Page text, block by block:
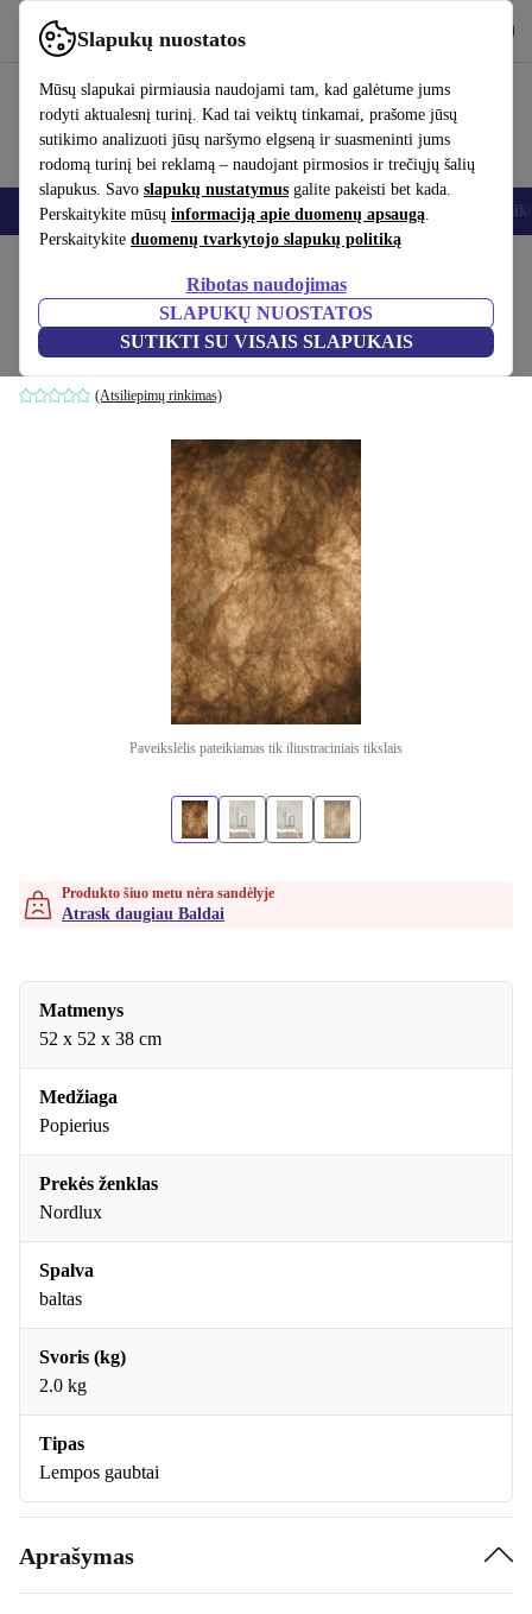
Slapukų nuostatos
Mūsų slapukai pirmiausia naudojami tam, kad galėtume jums
rodyti aktualesnį turinį. Kad tai veiktų tinkamai, prašome jūsų
sutikimo analizuoti jūsų naršymo elgseną ir suasmeninti jums
rodomą turinį bei reklamą – naudojant pirmosios ir trečiųjų šalių
slapukus. Savo slapukų nustatymus galite pakeisti bet kada.
Perskaitykite mūsų informaciją apie duomenų apsaugą.
Perskaitykite duomenų tvarkytojo slapukų politiką
Ribotas naudojimas
SLAPUKŲ NUOSTATOS
SUTIKTI SU VISAIS SLAPUKAIS
Naudok refurbed greitai ir paprastai
Išmanieji telefonai Nešiojamieji kompiuteriai Planšetės Išmanieji
Cardine 50 kabamoji lempa baltas
balta
(Atsiliepimų rinkimas)
Paveikslėlis pateikiamas tik iliustraciniais tikslais
Produkto šiuo metu nėra sandėlyje
Atrask daugiau Baldai
Matmenys
52 x 52 x 38 cm
Medžiaga
Popierius
Prekės ženklas
Nordlux
Spalva
baltas
Svoris (kg)
2.0 kg
Tipas
Lempos gaubtai
Aprašymas